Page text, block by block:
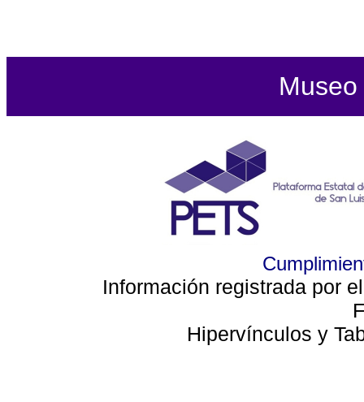
Información registrada por
Hipervínculos y